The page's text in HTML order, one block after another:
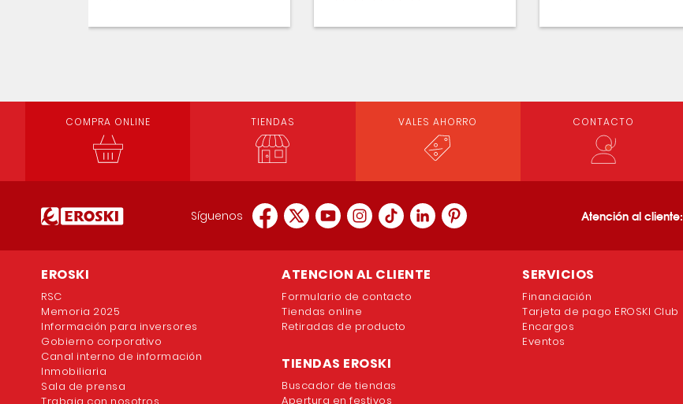
COMPRA ONLINE TIENDAS VALES AHORRO CONTACTO
Síguenos Atención al cliente:
EROSKI
RSC
Memoria 2025
Información para inversores
Gobierno corporativo
Canal interno de información
Inmobiliaria
Sala de prensa
ATENCION AL CLIENTE
Formulario de contacto
Tiendas online
Retiradas de producto
TIENDAS EROSKI
Buscador de tiendas
Apertura en festivos
SERVICIOS
Financiación
Tarjeta de pago EROSKI Club
Encargos
Eventos